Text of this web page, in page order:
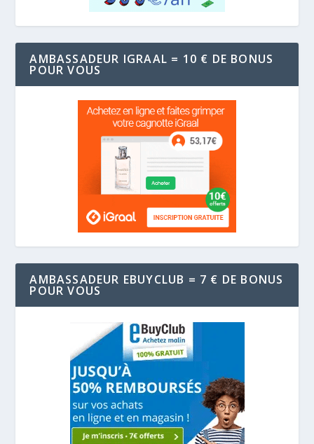
AMBASSADEUR IGRAAL = 10 € DE BONUS
POUR VOUS
AMBASSADEUR EBUYCLUB = 7 € DE BONUS
POUR VOUS